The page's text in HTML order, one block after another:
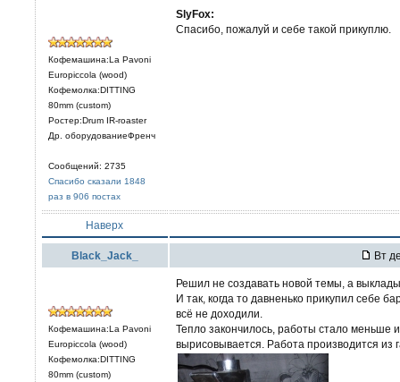
Кофемашина:La Pavoni
Europiccola (wood)
Кофемолка:DITTING
80mm (custom)
Ростер:Drum IR-roaster
Др. оборудованиеФренч
Сообщений: 2735
Спасибо сказали 1848
раз в 906 постах
SlyFox:
Спасибо, пожалуй и себе такой прикуплю.
Наверх
Black_Jack_ Вт
Кофемашина:La Pavoni
Europiccola (wood)
Кофемолка:DITTING
80mm (custom)
Решил не создавать новой темы, а
И так, когда то давненько прикупил себе
всё не доходили.
Тепло закончилось, работы стало меньше
вырисовывается. Работа производится из